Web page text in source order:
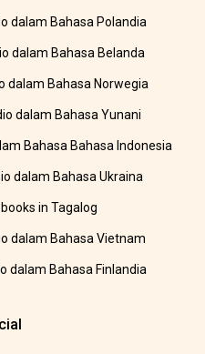
dalam Bahasa Polandia
dalam Bahasa Belanda
dalam Bahasa Norwegia
dalam Bahasa Yunani
Bahasa Bahasa Indonesia
dalam Bahasa Ukraina
in Tagalog
dalam Bahasa Vietnam
dalam Bahasa Finlandia